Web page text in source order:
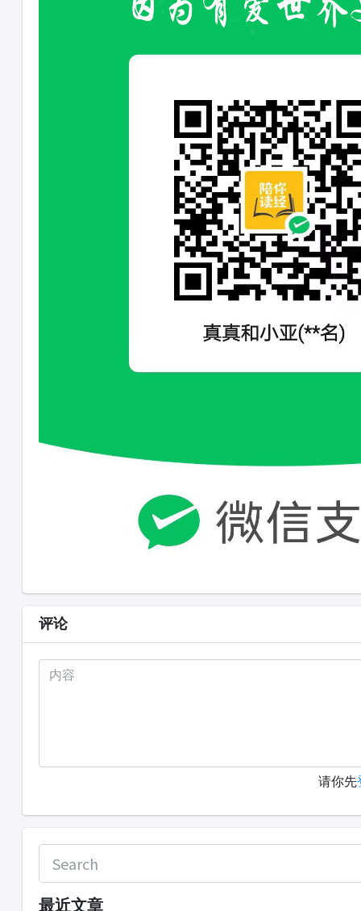
评论
请你先
最近文章